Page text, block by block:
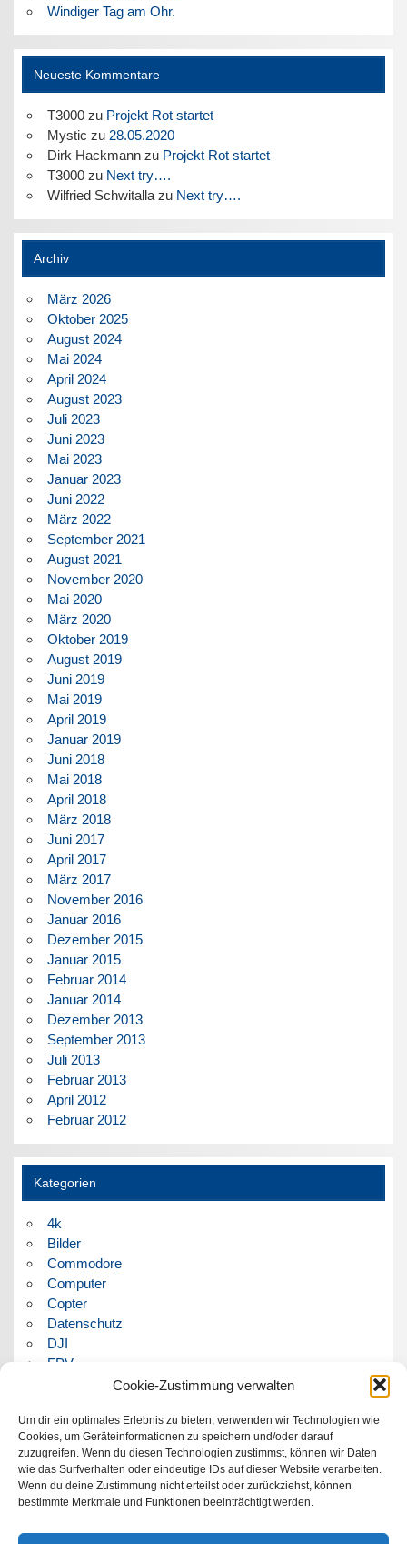
Cookie-Zustimmung verwalten
Um dir ein optimales Erlebnis zu bieten, verwenden wir Technologien wie
Cookies, um Geräteinformationen zu speichern und/oder darauf
zuzugreifen. Wenn du diesen Technologien zustimmst, können wir Daten
wie das Surfverhalten oder eindeutige IDs auf dieser Website verarbeiten.
Wenn du deine Zustimmung nicht erteilst oder zurückziehst, können
bestimmte Merkmale und Funktionen beeinträchtigt werden.
Windiger Tag am Ohr.
Neueste Kommentare
T3000zu Projekt Rot startet
Mystic zu 28.05.2020
Dirk Hackmannzu Projekt Rot startet
T3000zu Next try….
Wilfried Schwitallazu Next try….
Archiv
März 2026
Oktober 2025
August 2024
Mai 2024
April 2024
August 2023
Juli 2023
Juni 2023
Mai 2023
Januar 2023
Juni 2022
März 2022
September 2021
August 2021
November 2020
Mai 2020
März 2020
Oktober 2019
August 2019
Juni 2019
Mai 2019
April 2019
Januar 2019
Juni 2018
Mai 2018
April 2018
März 2018
Juni 2017
April 2017
März 2017
November 2016
Januar 2016
Dezember 2015
Januar 2015
Februar 2014
Januar 2014
Dezember 2013
September 2013
Juli 2013
Februar 2013
April 2012
Februar 2012
Kategorien
4k
Bilder
Commodore
Computer
Copter
Datenschutz
DJI
FPV
Panorama
Politik
Retrocomputer
Uncategorized
Video